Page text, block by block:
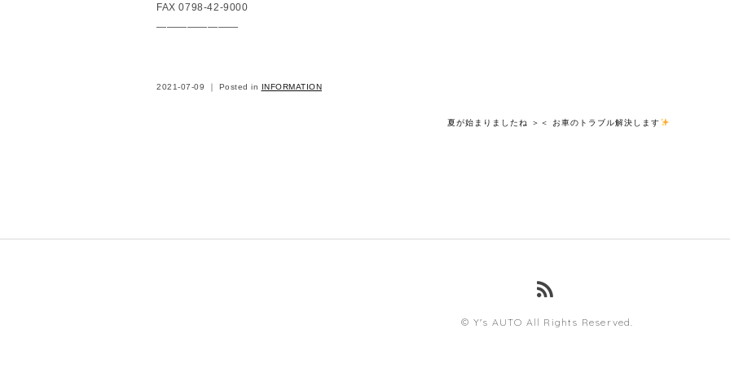
FAX 0798-42-9000
————————
2021-07-09 ｜ Posted in INFORMATION
＜ お車のトラブル解決します
夏が始まりましたね ＞
© Y's AUTO All Rights Reserved.